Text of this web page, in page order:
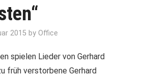
2015 byOffice
spielen Lieder von Gerhard
früh verstorbene Gerhard